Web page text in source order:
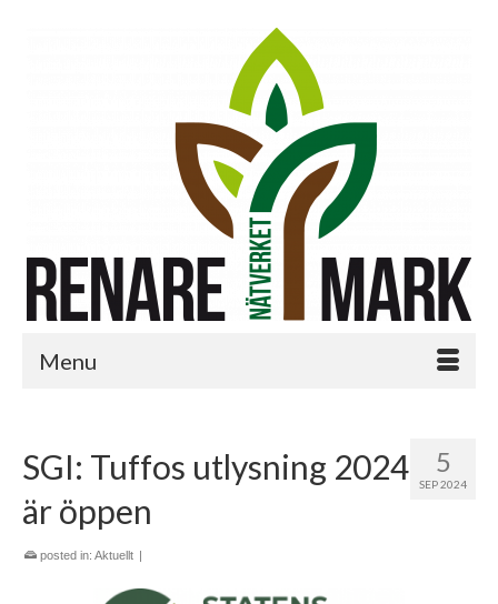
Menu
5
SEP 2024
SGI: Tuffos utlysning 2024
är öppen
posted in: Aktuellt |